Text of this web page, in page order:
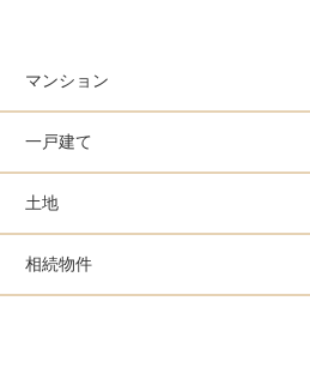
マンション
一戸建て
土地
相続物件